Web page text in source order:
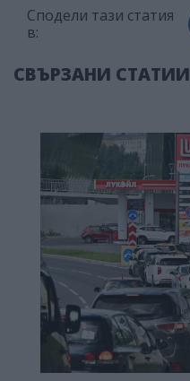
Сподели тази статия
в:
СВЪРЗАНИ СТАТИИ